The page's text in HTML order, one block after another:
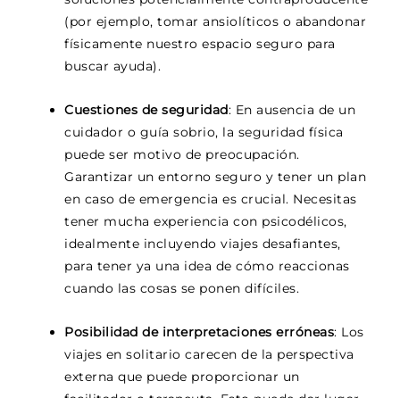
(por ejemplo, tomar ansiolíticos o abandonar
físicamente nuestro espacio seguro para
buscar ayuda).
Cuestiones de seguridad: En ausencia de un
cuidador o guía sobrio, la seguridad física
puede ser motivo de preocupación.
Garantizar un entorno seguro y tener un plan
en caso de emergencia es crucial. Necesitas
tener mucha experiencia con psicodélicos,
idealmente incluyendo viajes desafiantes,
para tener ya una idea de cómo reaccionas
cuando las cosas se ponen difíciles.
Posibilidad de interpretaciones erróneas: Los
viajes en solitario carecen de la perspectiva
externa que puede proporcionar un